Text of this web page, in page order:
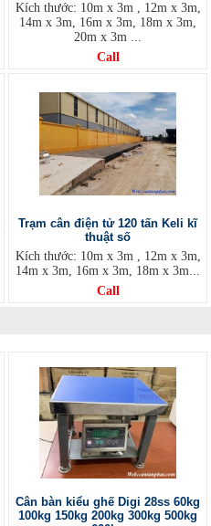
Kích thước: 10m x 3m , 12m x 3m,
14m x 3m, 16m x 3m, 18m x 3m,
20m x 3m ...
Call
Trạm cân điện tử 120 tấn Keli kĩ
thuật số
Kích thước: 10m x 3m , 12m x 3m,
14m x 3m, 16m x 3m, 18m x 3m...
Call
Cân bàn kiểu ghế Digi 28ss 60kg
100kg 150kg 200kg 300kg 500kg